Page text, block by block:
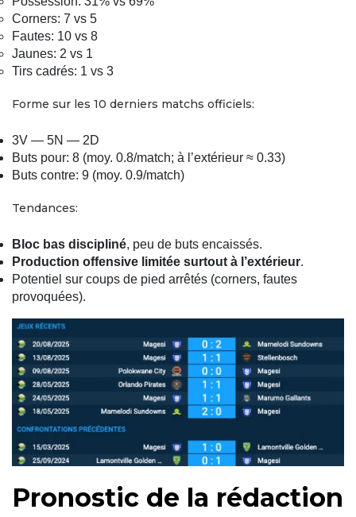
Corners: 7 vs 5
Fautes: 10 vs 8
Jaunes: 2 vs 1
Tirs cadrés: 1 vs 3
Forme sur les 10 derniers matchs officiels:
3V — 5N — 2D
Buts pour: 8 (moy. 0.8/match; à l’extérieur ≈ 0.33)
Buts contre: 9 (moy. 0.9/match)
Tendances:
Bloc bas discipliné, peu de buts encaissés.
Production offensive limitée surtout à l’extérieur.
Potentiel sur coups de pied arrêtés (corners, fautes
provoquées).
Pronostic de la rédaction